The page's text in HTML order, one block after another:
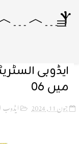
ایڈوبی
میں 06
جون 11, 2024 ایڈوب